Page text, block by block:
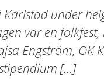
under
var en
Engström, OK
[…]